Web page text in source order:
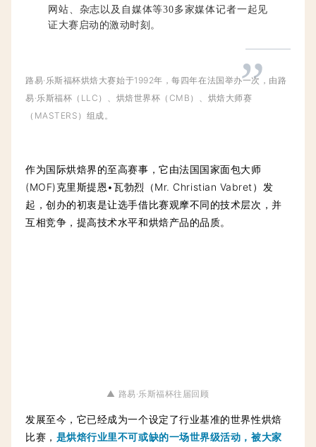
网站、杂志以及自媒体等30多家媒体记者一起见
证大赛启动的激动时刻 。
”
路易·乐斯福杯烘焙大赛始于1992年，每四年在法国举办一次，由路
易·乐斯福杯（LLC）、烘焙世界杯（CMB）、烘焙大师赛
（MASTERS）组成。
作为国际烘焙界的至高赛事，它由法国国家面包大师
(MOF)克里斯提恩•瓦勃烈（Mr. Christian Vabret）发
起，创办的初衷是让选手借比赛观摩不同的技术层次，并
互相竞争，提高技术水平和烘焙产品的品质。
▲ 路易·乐斯福杯往届回顾
发展至今，它已经成为一个设定了行业基准的世界性烘焙
比赛， 是烘焙行业里不可或缺的一场世界级活动，被大家